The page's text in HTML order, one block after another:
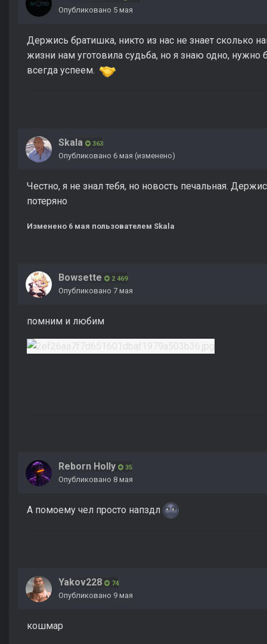
Опубликовано 5 мая
Держись братишка, никто из нас не знает сколько
жизни нам уготовила судьба, но я знаю одно, нужно
всегда успеем.
Skala 363
Опубликовано 6 мая (изменено)
Честно, я не знал тебя, но новость печальная.
потеряно
Изменено 6 мая пользователем Skala
Bowsette 2 469
Опубликовано 7 мая
помним и любим
Reborn Holly 35
Опубликовано 8 мая
А помоему чел просто напздл
Yakov228 74
Опубликовано 9 мая
кошмар